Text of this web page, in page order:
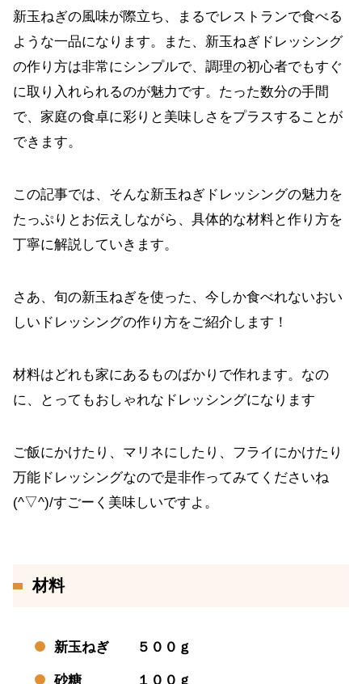
新玉ねぎの風味が際立ち、まるでレストランで食べる
ような一品になります。また、新玉ねぎドレッシング
の作り方は非常にシンプルで、調理の初心者でもすぐ
に取り入れられるのが魅力です。たった数分の手間
で、家庭の食卓に彩りと美味しさをプラスすることが
できます。
この記事では、そんな新玉ねぎドレッシングの魅力を
たっぷりとお伝えしながら、具体的な材料と作り方を
丁寧に解説していきます。
さあ、旬の新玉ねぎを使った、今しか食べれないおい
しいドレッシングの作り方をご紹介します！
材料はどれも家にあるものばかりで作れます。なの
に、とってもおしゃれなドレッシングになります
ご飯にかけたり、マリネにしたり、フライにかけたり
万能ドレッシングなので是非作ってみてくださいね
(^▽^)/すごーく美味しいですよ。
材料
新玉ねぎ ５００ｇ
砂糖 １００ｇ